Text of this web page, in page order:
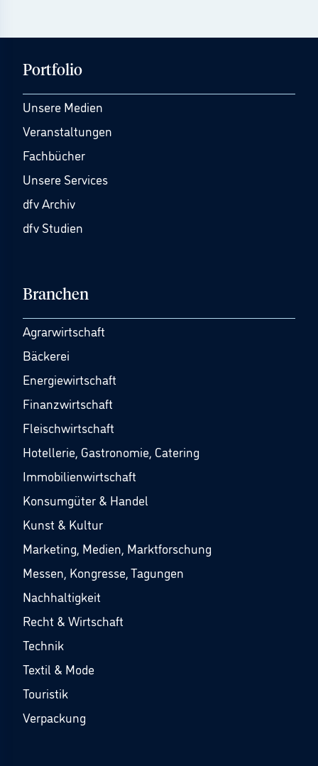
Portfolio
Unsere Medien
Veranstaltungen
Fachbücher
Unsere Services
dfv Archiv
dfv Studien
Branchen
Agrarwirtschaft
Bäckerei
Energiewirtschaft
Finanzwirtschaft
Fleischwirtschaft
Hotellerie, Gastronomie, Catering
Immobilienwirtschaft
Konsumgüter & Handel
Kunst & Kultur
Marketing, Medien, Marktforschung
Messen, Kongresse, Tagungen
Nachhaltigkeit
Recht & Wirtschaft
Technik
Textil & Mode
Touristik
Verpackung